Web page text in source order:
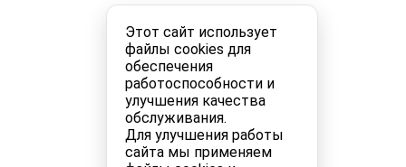
Этот сайт использует
файлы cookies для
обеспечения
работоспособности и
улучшения качества
обслуживания.
Для улучшения работы
сайта мы применяем